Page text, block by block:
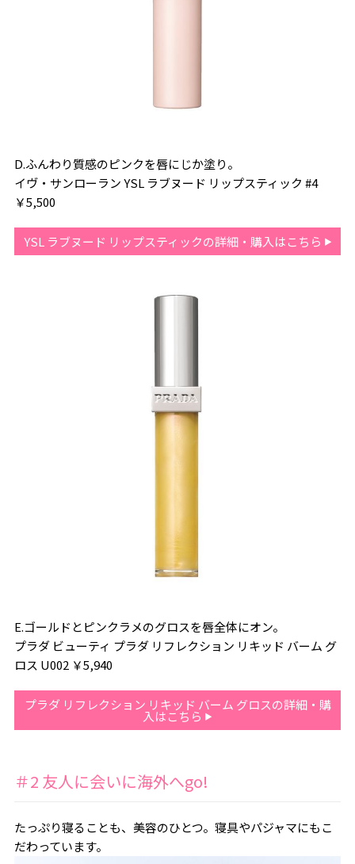
D.ふんわり質感のピンクを唇にじか塗り。
イヴ・サンローラン YSL ラブヌード リップスティック #4
￥5,500
YSL ラブヌード リップスティックの詳細・購入はこちら
E.ゴールドとピンクラメのグロスを唇全体にオン。
プラダ ビューティ プラダ リフレクション リキッド バーム グ
ロス U002 ￥5,940
プラダ リフレクション リキッド バーム グロスの詳細・購
入はこちら
＃2 友人に会いに海外へgo!
たっぷり寝ることも、美容のひとつ。寝具やパジャマにもこ
だわっています。